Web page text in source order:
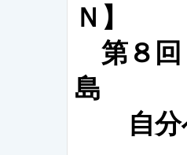
Ｎ】
第８
自分